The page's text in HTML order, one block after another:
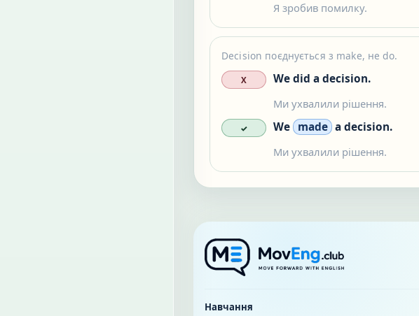
Я зробив помилку.
Decision поєднується з make, не do.
X We did a decision.
Ми ухвалили рішення.
✓ We made a decision.
Ми ухвалили рішення.
Навчання